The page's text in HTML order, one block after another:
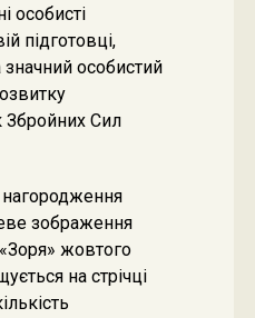
особисті
підготовці,
значний особистий
Збройних Сил
нагородження
зображення
жовтого
на стрічці